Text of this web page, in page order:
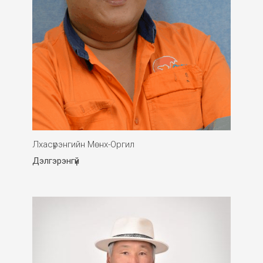
Лхасүрэнгийн Мөнх-Оргил
Дэлгэрэнгүй